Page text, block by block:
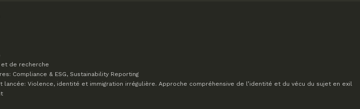
et de recherche
Compliance & ESG, Sustainability Reporting
lancée: Violence, identité et immigration irrégulière. Approche compréhensive de l’identité et du vécu du sujet en exil